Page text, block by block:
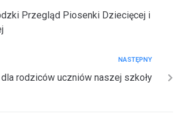
Przegląd Piosenki Dziecięcej i
NASTĘPNY
rodziców uczniów naszej szkoły